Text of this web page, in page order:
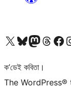
আমাৰ X (আগৰ Twitter) একাউণ্টলৈ যাওকআমাৰ Bluesky একাউণ্টলৈ যাওকআমাৰ Mastodon একাউণ্টলৈ যাওকআমাৰ Threads একাউণ্টলৈ যাওক
আমাৰ Facebook
ক’ডেই কবিতা।
The